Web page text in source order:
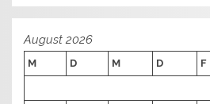
August 2026
M D M D F